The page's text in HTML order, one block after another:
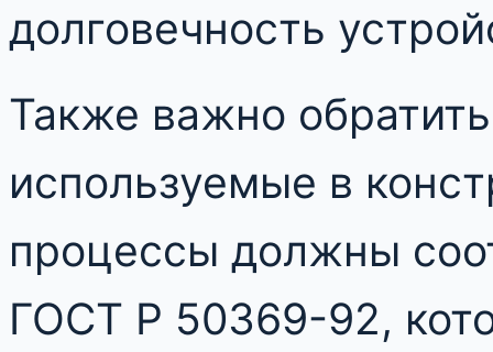
долговечность
Также важно
используемые в
процессы должны
ГОСТ Р 50369-92,